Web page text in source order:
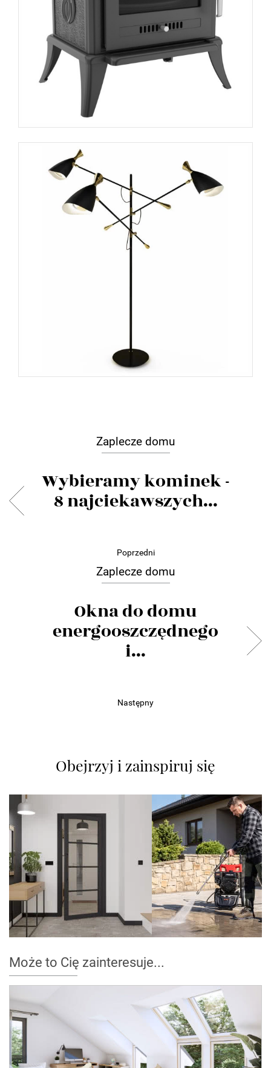
Zaplecze domu
Wybieramy kominek -
8 najciekawszych...
Poprzedni
Zaplecze domu
Okna do domu
energooszczędnego
i...
Następny
Obejrzyj i zainspiruj się
Może to Cię zainteresuje...